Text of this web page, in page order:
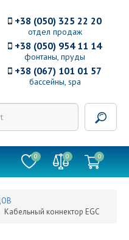
отдел продаж
+38 (050) 325 22 20
фонтаны, пруды
+38 (050) 954 11 14
бассейны, spa
+38 (067) 101 01 57
0 0 0
Кабельный коннектор EGC